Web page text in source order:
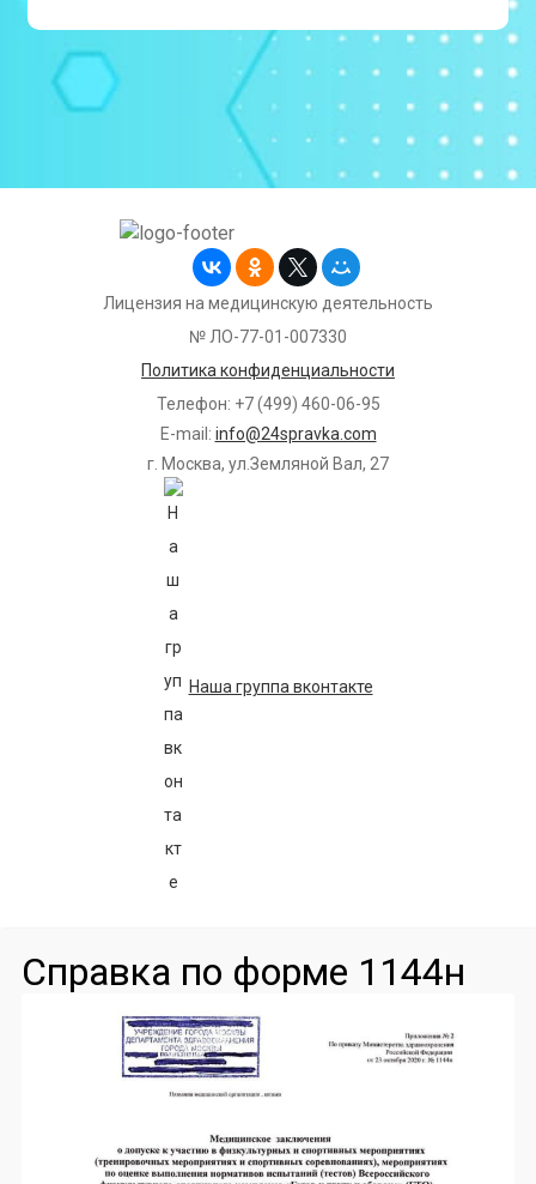
Лицензия на медицинскую деятельность
№ ЛО-77-01-007330
Политика конфиденциальности
Телефон: +7 (499) 460-06-95
E-mail: info@24spravka.com
г. Москва, ул.Земляной Вал, 27
Наша группа вконтакте
Справка по форме 1144н